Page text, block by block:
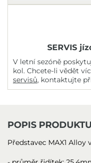
SERVIS
V letní sezóně
kol. Chcete-li vědět
servisů, kontaktujte
POPIS PRODUKTU
Představec MAX1